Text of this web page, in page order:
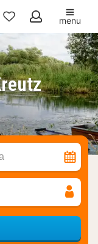
Mina
favoriter
menu